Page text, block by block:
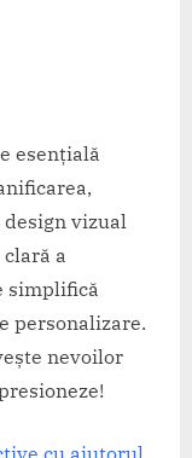
esențială
vizual
a
simplifică
personalizare.
nevoilor